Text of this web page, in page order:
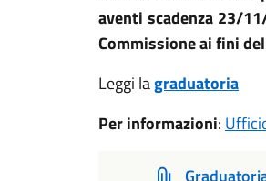
aventi scadenza 23/
Commissione ai fini
Leggi lagraduatoria
Per informazioni: